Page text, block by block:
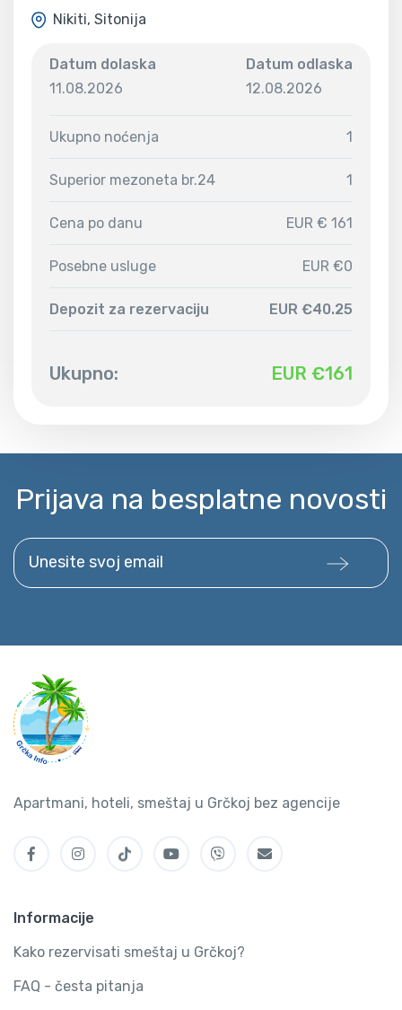
Nikiti, Sitonija
Datum dolaska
11.08.2026
Datum odlaska
12.08.2026
Ukupno noćenja 1
Superior mezoneta br.24 1
Cena po danu EUR € 161
Posebne usluge EUR €0
Depozit za rezervaciju EUR €40.25
Ukupno: EUR €161
Prijava na besplatne novosti
Unesite svoj email
Apartmani, hoteli, smeštaj u Grčkoj bez agencije
Informacije
Kako rezervisati smeštaj u Grčkoj?
FAQ - česta pitanja